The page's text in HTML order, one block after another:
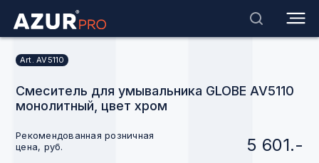
Art. AV5110
Смеситель для умывальника GLOBE AV5110
монолитный, цвет хром
Рекомендованная розничная
цена, руб.
5 601.-